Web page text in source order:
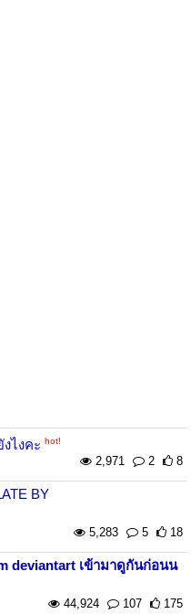
ไงคะ hot!
2,971 2 8
BY
5,283 5 18
deviantart เข้ามาดูกันก่อนน
44,924 107 175